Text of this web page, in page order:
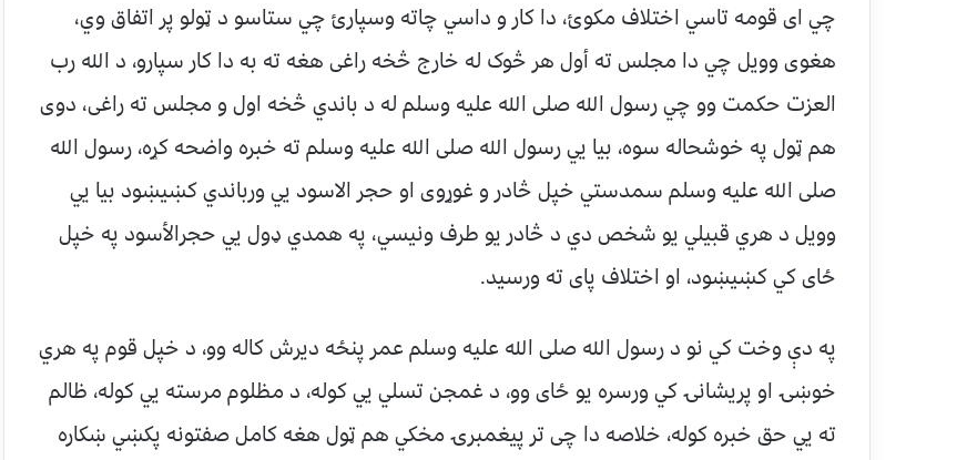
چي ای قومه تاسي اختلاف مکوئ، دا کار و داسي چاته وسپارئ چي ستاسو د ټولو پر اتفاق وي،
هغوی وویل چي دا مجلس ته أول هر څوک له خارج څخه راغی هغه ته به دا کار سپارو، د الله رب
العزت حکمت وو چي رسول الله صلی الله علیه وسلم له د باندي څخه اول و مجلس ته راغی، دوی
هم ټول په خوشحاله سوه، بیا یي رسول الله صلی الله علیه وسلم ته خبره واضحه کړه، رسول الله
صلی الله علیه وسلم سمدستي خپل څادر و غوړوی او حجر الاسود یي ورباندي کښیښود بیا یي
وویل د هري قبیلي یو شخص دي د څادر یو طرف ونیسي، په همدي ډول یي حجرالأسود په خپل
ځای کي کښیښود، او اختلاف پای ته ورسید.
په دې وخت کي نو د رسول الله صلی الله علیه وسلم عمر پنځه دیرش کاله وو، د خپل قوم په هري
خوښۍ او پریشانۍ کي ورسره یو ځای وو، د غمجن تسلي یي کوله، د مظلوم مرسته یي کوله، ظالم
ته یي حق خبره کوله، خلاصه دا چی تر پیغمبرۍ مخکي هم ټول هغه کامل صفتونه پکښي ښکاره